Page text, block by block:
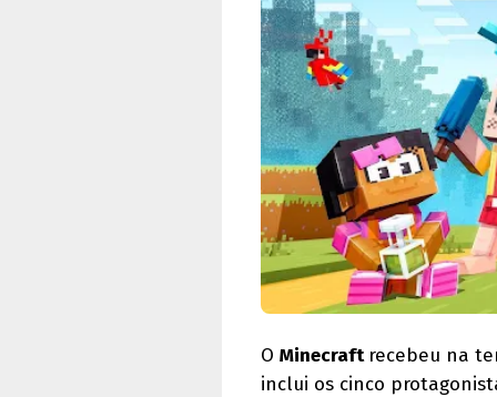
O Minecraft recebeu na
inclui os cinco